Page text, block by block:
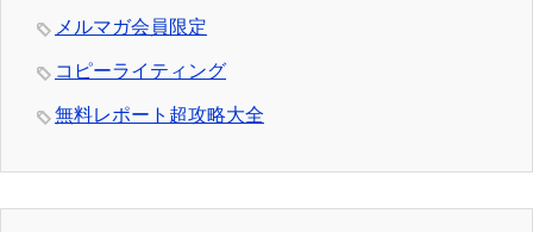
メルマガ会員限定
コピーライティング
無料レポート超攻略大全